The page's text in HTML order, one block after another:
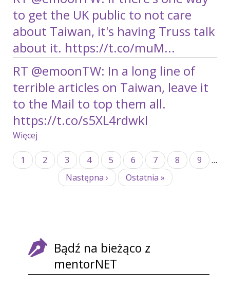
to get the UK public to not care
about Taiwan, it's having Truss talk
about it. https://t.co/muM...
RT @emoonTW: In a long line of
terrible articles on Taiwan, leave it
to the Mail to top them all.
https://t.co/s5XL4rdwkl
Więcej
Twitter
Stronicowanie
Bieżąca
strona
1 Strona
2 Strona
3 Strona
4 Strona
5 Strona
6 Strona
7 Strona
8 Strona
9
…
Następna
strona
Następna ›
Ostatnia
strona
Ostatnia »
Bądź na bieżąco z
mentorNET